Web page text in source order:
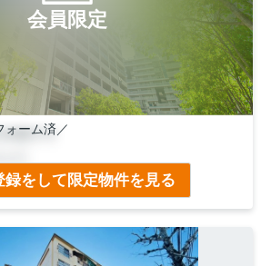
会員限定
ォーム済／
１２分！
３分！
待ちしております！
録をして限定物件を見る